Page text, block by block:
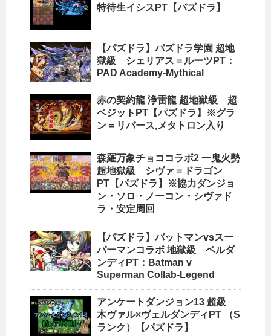
特待生イシスPT【パズドラ】
【パズドラ】パズドラ学園 超地
獄級 シェリアス＝ルーツPT：
PAD Academy-Mythical
赤の契約龍 浄雷龍 超地獄級 超
ベジットPT【パズドラ】※グラ
ン＝リバース,メタトロン入り
森羅万象チョココラボ2 一鬼火勢
超地獄級 シヴァ＝ドラゴン
PT【パズドラ】※協力ダンジョ
ン・ソロ・ノーコン・シヴァド
ラ・安定周回
【パズドラ】バットマンvsスー
パーマンコラボ 地獄級 ベルダ
ンディPT：Batman v
Superman Collab-Legend
アンケートダンジョン13 超級
木ヴァル×ヴェルダンディPT （S
ランク）【パズドラ】